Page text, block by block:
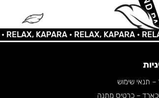
KAPARA •RELAX, KAPARA •RELAX,
– תנאי שימוש
– כרטיס מתנה